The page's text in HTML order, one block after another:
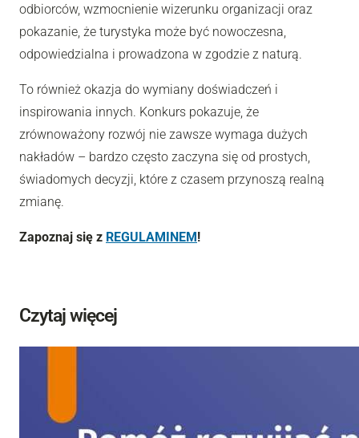
odbiorców, wzmocnienie wizerunku organizacji oraz
pokazanie, że turystyka może być nowoczesna,
odpowiedzialna i prowadzona w zgodzie z naturą.
To również okazja do wymiany doświadczeń i
inspirowania innych. Konkurs pokazuje, że
zrównoważony rozwój nie zawsze wymaga dużych
nakładów – bardzo często zaczyna się od prostych,
świadomych decyzji, które z czasem przynoszą realną
zmianę.
Zapoznaj się z REGULAMINEM!
Czytaj więcej